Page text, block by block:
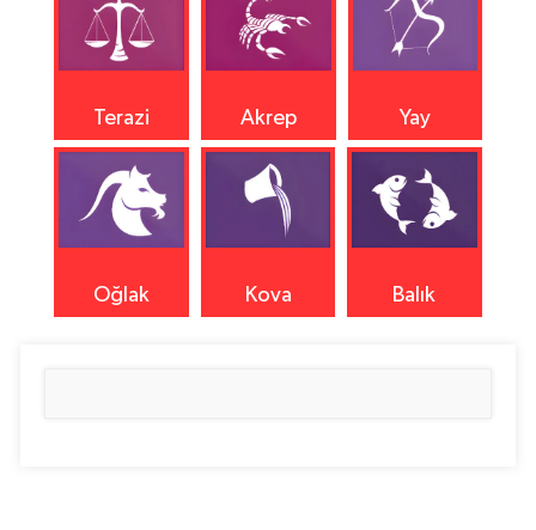
Terazi Akrep Yay
Oğlak Kova Balık